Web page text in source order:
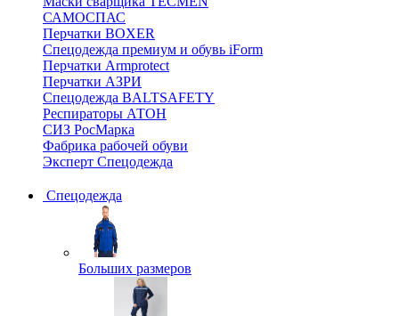
САМОСПАС
Перчатки BOXER
Спецодежда премиум и обувь iForm
Перчатки Armprotect
Перчатки АЗРИ
Спецодежда BALTSAFETY
Респираторы АТОН
СИЗ РосМарка
Фабрика рабочей обуви
Эксперт Спецодежда
Спецодежда
Больших размеров